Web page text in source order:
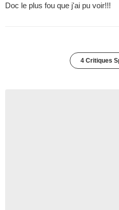
Doc le plus fou que j'ai pu voir!!!
4 Critiques